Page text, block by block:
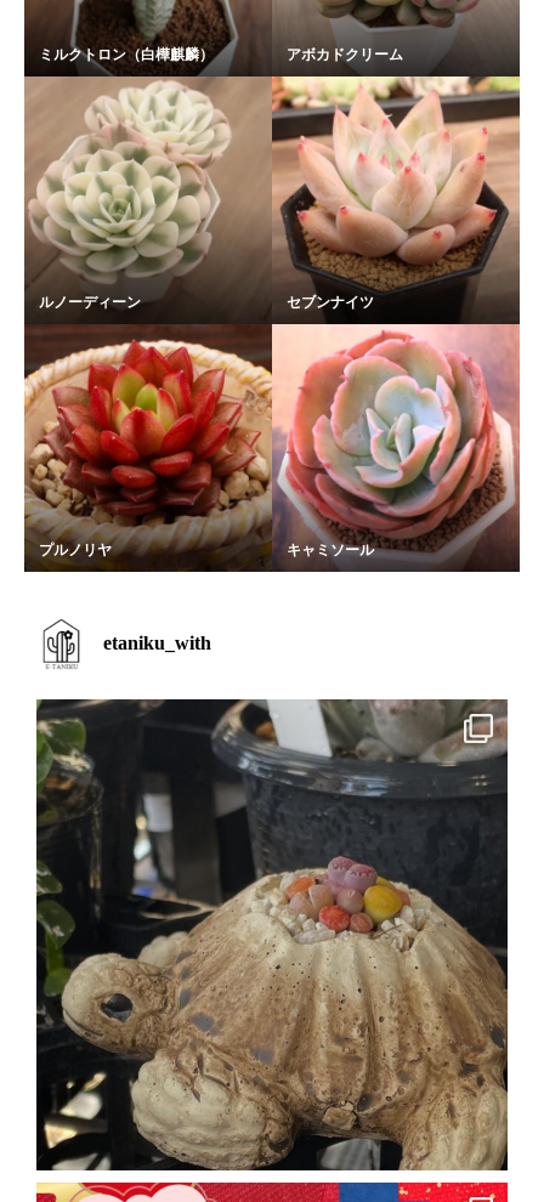
ミルクトロン（白樺麒麟） アボカドクリーム
ルノーディーン セブンナイツ
プルノリヤ キャミソール
etaniku_with